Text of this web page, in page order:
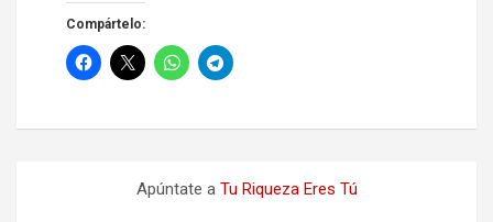
Compártelo:
Apúntate a Tu Riqueza Eres Tú